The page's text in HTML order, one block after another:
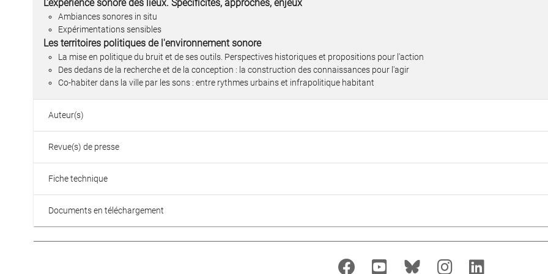
L'expérience sonore des lieux. Spécificités, approches, enjeux
Ambiances sonores in situ
Expérimentations sensibles
Les territoires politiques de l'environnement sonore
La mise en politique du bruit et de ses outils. Perspectives historiques et propositions pour l'action
Des dedans de la recherche et de la conception : la construction des connaissances pour l'agir
Co-habiter dans la ville par les sons : entre rythmes urbains et infrapolitique habitant
Auteur(s)
Revue(s) de presse
Fiche technique
Documents en téléchargement